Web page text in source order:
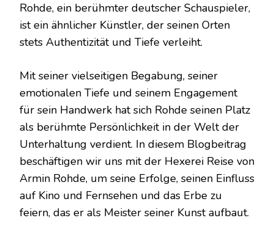
Rohde, ein berühmter deutscher Schauspieler,
ist ein ähnlicher Künstler, der seinen Orten
stets Authentizität und Tiefe verleiht.
Mit seiner vielseitigen Begabung, seiner
emotionalen Tiefe und seinem Engagement
für sein Handwerk hat sich Rohde seinen Platz
als berühmte Persönlichkeit in der Welt der
Unterhaltung verdient. In diesem Blogbeitrag
beschäftigen wir uns mit der Hexerei Reise von
Armin Rohde, um seine Erfolge, seinen Einfluss
auf Kino und Fernsehen und das Erbe zu
feiern, das er als Meister seiner Kunst aufbaut.